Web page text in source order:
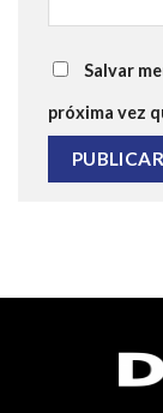
Salvar
próxima vez